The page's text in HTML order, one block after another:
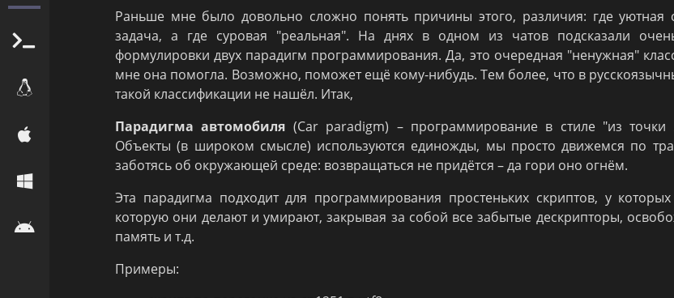
Раньше мне было довольно сложно понять причины этого, различия: где уютная
задача, а где суровая "реальная". На днях в одном из чатов подсказали
формулировки двух парадигм программирования. Да, это очередная "ненужная"
мне она помогла. Возможно, поможет ещё кому-нибудь. Тем более, что в
такой классификации не нашёл. Итак,
Парадигма автомобиля (Car paradigm) – программирование в стиле "из
Объекты (в широком смысле) используются единожды, мы просто движемся по
заботясь об окружающей среде: возвращаться не придётся – да гори оно огнём.
Эта парадигма подходит для программирования простеньких скриптов, у
которую они делают и умирают, закрывая за собой все забытые дескрипторы,
память и т.д.
Примеры: